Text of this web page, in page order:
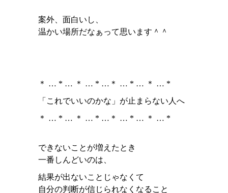
案外、面白いし、
温かい場所だなぁって思います＾＾
＊ … * … ＊ … * …＊ … * … ＊ … *
「これでいいのかな」が止まらない人へ
＊ … * … ＊ … * …＊ … * … ＊ … *
できないことが増えたとき
一番しんどいのは、
結果が出ないことじゃなくて
自分の判断が信じられなくなること